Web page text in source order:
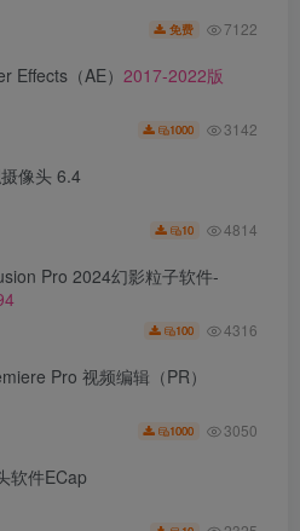
免费 7122
Effects（AE） 2017-2022版
1000 3142
像头 6.4
10 4814
Pro 2024幻影粒子软件-
100 4316
Pro 视频编辑（PR）
1000 3050
软件ECap